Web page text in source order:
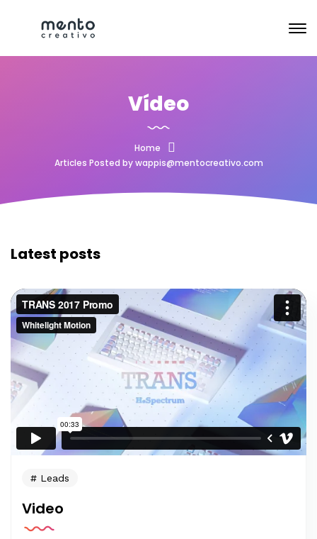
Vídeo
Home
Articles Posted by wappis@mentocreativo.com
Latest posts
Leads
Video